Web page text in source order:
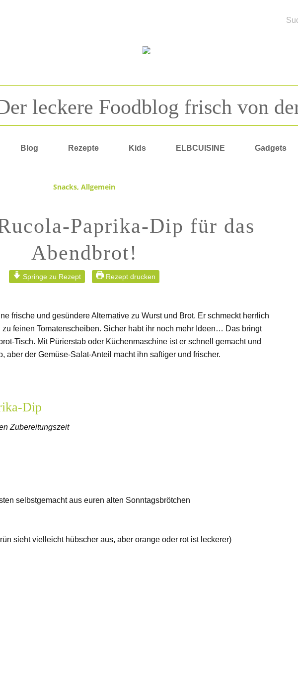
leckere Foodblog frisch von
Blog Rezepte Kids ELBCUISINE Gadgets
Snacks, Allgemein
Paprika-Dip für das
Abendbrot!
Springe zu Rezept Rezept drucken
frische und gesündere Alternative zu Wurst und Brot. Er schmeckt herrlich
zu feinen Tomatenscheiben. Sicher habt ihr noch mehr Ideen… Das bringt
Tisch. Mit Pürierstab oder Küchenmaschine ist er schnell gemacht und
aber der Gemüse-Salat-Anteil macht ihn saftiger und frischer.
Dip
Zubereitungszeit
selbstgemacht aus euren alten Sonntagsbrötchen
sieht vielleicht hübscher aus, aber orange oder rot ist leckerer)